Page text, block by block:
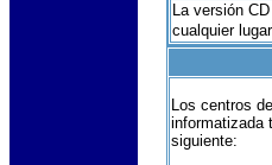
La versión
cualquier
Los centros
informatizada
siguiente: